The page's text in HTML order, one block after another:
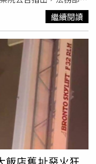
則」，但草案預告期
)，不符合行政院秘書長
告期間之情事，程序上
別救濟權利更為嚴格，
判決，以及公民與政
前應確認受刑人是否
黃麟凱執行死刑，嚴重
。去年遭執行死刑的黃
女友堅決分手，王女並
1日下午，黃男戴頭套
伏屋內伴屍1小時，再
用童軍繩將她勒死。黃
小時，仍被警方逮獲，
繼續閱讀
飯店舊址惡火狂